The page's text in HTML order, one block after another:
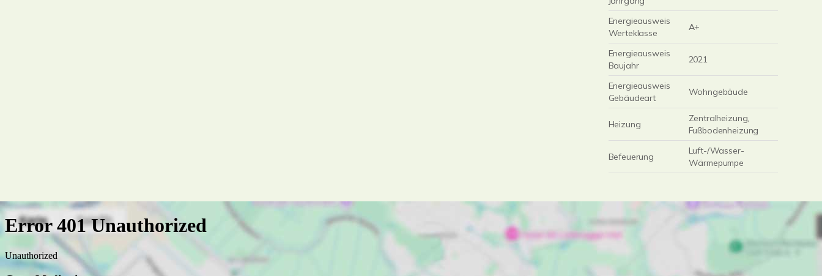
Energieausweis
Werteklasse
A+
Energieausweis
Baujahr
2021
Energieausweis
Gebäudeart
Wohngebäude
Heizung
Zentralheizung,
Fußbodenheizung
Befeuerung
Luft-/Wasser-
Wärmepumpe